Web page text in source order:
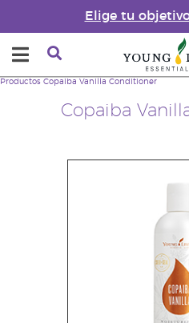
Elige tu
Copaiba
Productos Copaiba Vanilla Conditioner